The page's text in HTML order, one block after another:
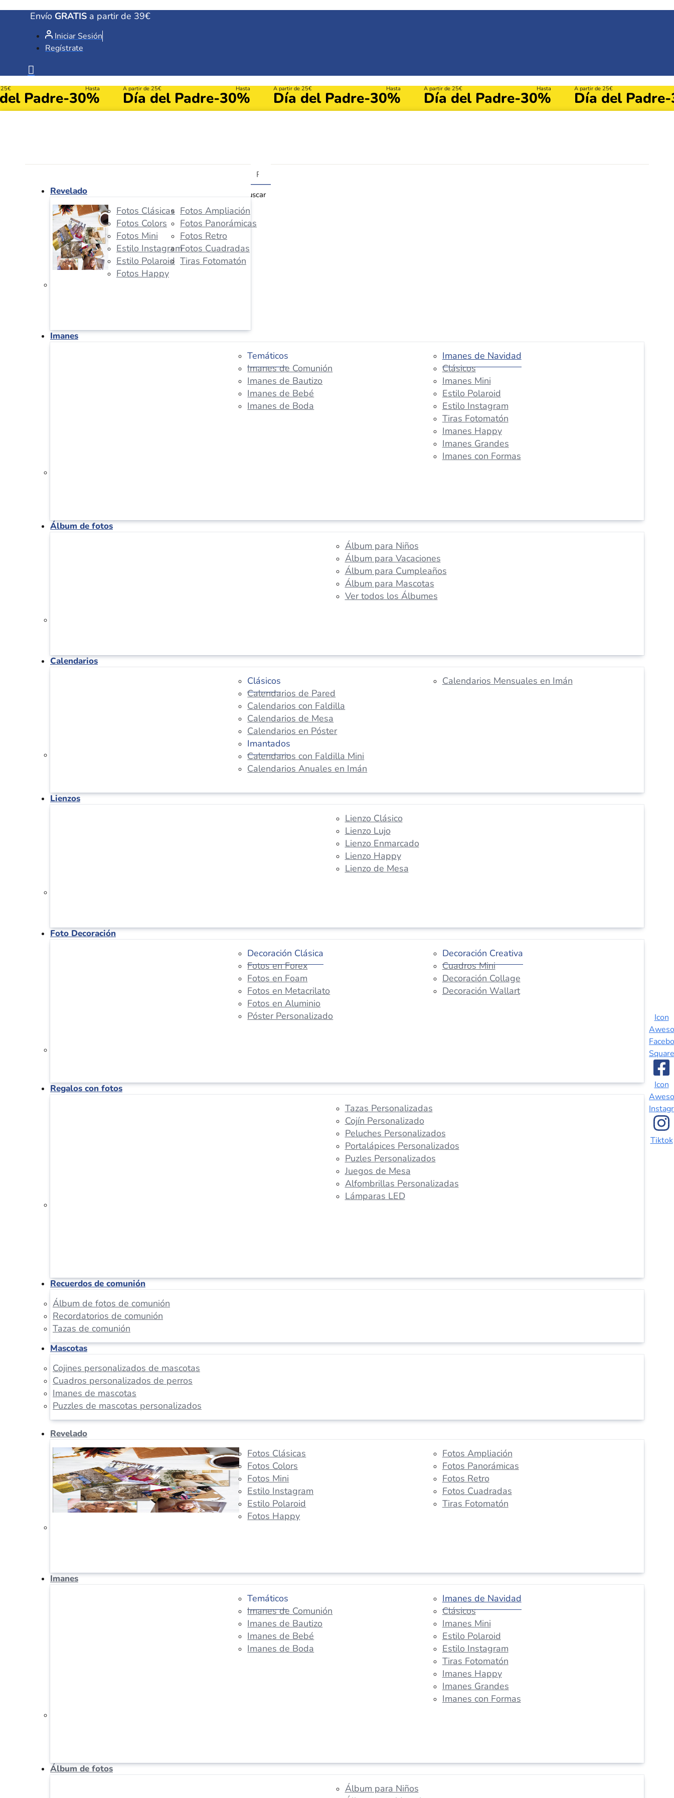
Envío GRATIS a partir de 39€
Iniciar Sesión
Regístrate
Padre
Hasta
-30%
A partir de 25€
Día del Padre
Hasta
-30%
A partir de 25€
Día del Padre
Hasta
-30%
A partir de 25€
Día del Padre
Hasta
-30%
A partir de 25€
Día del Padre
Buscar
Revelado
Fotos Clásicas
Fotos Colors
Fotos Mini
Estilo Instagram
Estilo Polaroid
Fotos Happy
Fotos Ampliación
Fotos Panorámicas
Fotos Retro
Fotos Cuadradas
Tiras Fotomatón
Imanes
Temáticos
Imanes de Comunión
Imanes de Bautizo
Imanes de Bebé
Imanes de Boda
Imanes de Navidad
Clásicos
Imanes Mini
Estilo Polaroid
Estilo Instagram
Tiras Fotomatón
Imanes Happy
Imanes Grandes
Imanes con Formas
Álbum de fotos
Álbum para Niños
Álbum para Vacaciones
Álbum para Cumpleaños
Álbum para Mascotas
Ver todos los Álbumes
Calendarios
Clásicos
Calendarios de Pared
Calendarios con Faldilla
Calendarios de Mesa
Calendarios en Póster
Imantados
Calendarios con Faldilla Mini
Calendarios Anuales en Imán
Calendarios Mensuales en Imán
Lienzos
Lienzo Clásico
Lienzo Lujo
Lienzo Enmarcado
Lienzo Happy
Lienzo de Mesa
Foto Decoración
Decoración Clásica
Fotos en Forex
Fotos en Foam
Fotos en Metacrilato
Fotos en Aluminio
Póster Personalizado
Decoración Creativa
Cuadros Mini
Decoración Collage
Decoración Wallart
Regalos con fotos
Tazas Personalizadas
Cojín Personalizado
Peluches Personalizados
Portalápices Personalizados
Puzles Personalizados
Juegos de Mesa
Alfombrillas Personalizadas
Lámparas LED
Recuerdos de comunión
Álbum de fotos de comunión
Recordatorios de comunión
Tazas de comunión
Mascotas
Cojines personalizados de mascotas
Cuadros personalizados de perros
Imanes de mascotas
Puzzles de mascotas personalizados
Revelado
Fotos Clásicas
Fotos Colors
Fotos Mini
Estilo Instagram
Estilo Polaroid
Fotos Happy
Fotos Ampliación
Fotos Panorámicas
Fotos Retro
Fotos Cuadradas
Tiras Fotomatón
Imanes
Temáticos
Imanes de Comunión
Imanes de Bautizo
Imanes de Bebé
Imanes de Boda
Imanes de Navidad
Clásicos
Imanes Mini
Estilo Polaroid
Estilo Instagram
Tiras Fotomatón
Imanes Happy
Imanes Grandes
Imanes con Formas
Álbum de fotos
Álbum para Niños
Icon
Square
Icon
Tiktok